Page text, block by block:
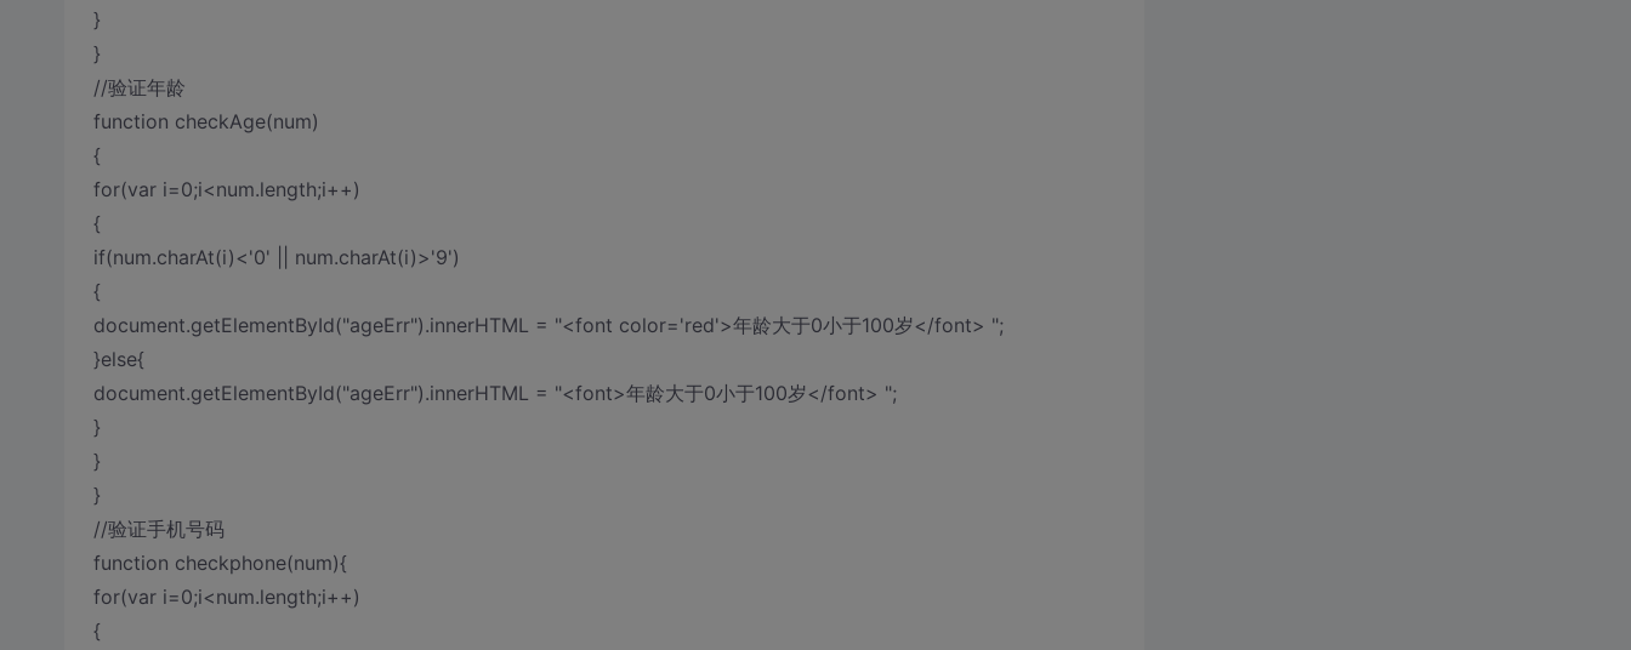
}
}
//验证年龄
function checkAge(num)
{
for(var i=0;i<num.length;i++)
{
if(num.charAt(i)<'0' || num.charAt(i)>'9')
{
document.getElementById("ageErr").innerHTML = "<font color='red'>年龄大于0小于100岁</font> ";
}else{
document.getElementById("ageErr").innerHTML = "<font>年龄大于0小于100岁</font> ";
}
}
}
//验证手机号码
function checkphone(num){
for(var i=0;i<num.length;i++)
{